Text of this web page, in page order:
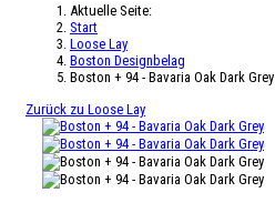
Aktuelle Seite:
Start
Loose Lay
Boston Designbelag
Boston + 94 - Bavaria Oak Dark Grey
Zurück zu Loose Lay